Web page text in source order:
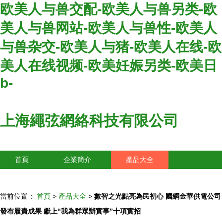
欧美人与兽交配-欧美人与兽另类-欧
美人与兽网站-欧美人与兽性-欧美人
与兽杂交-欧美人与猪-欧美人在线-欧
美人在线视频-欧美妊娠另类-欧美日
b-
上海繩弦網絡科技有限公司
首頁 企業簡介 產品大全
當前位置： 首頁 > 產品大全 > 數智之光點亮為民初心 國網金華供電公司
發布履責成果 獻上“我為群眾辦實事”十項實招